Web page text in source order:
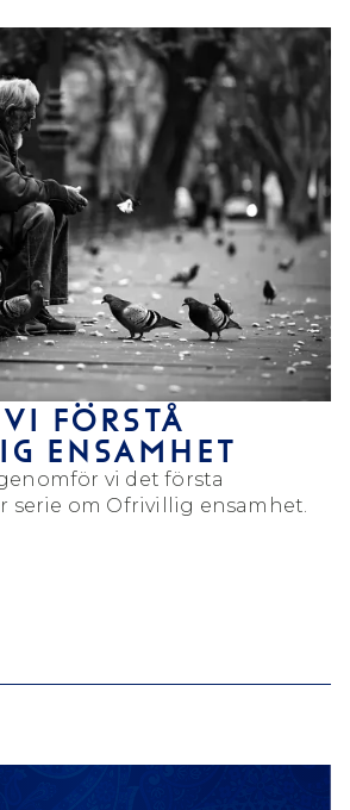
FÖRSTÅ
ENSAMHET
vi det första
serie om Ofrivillig ensamhet.